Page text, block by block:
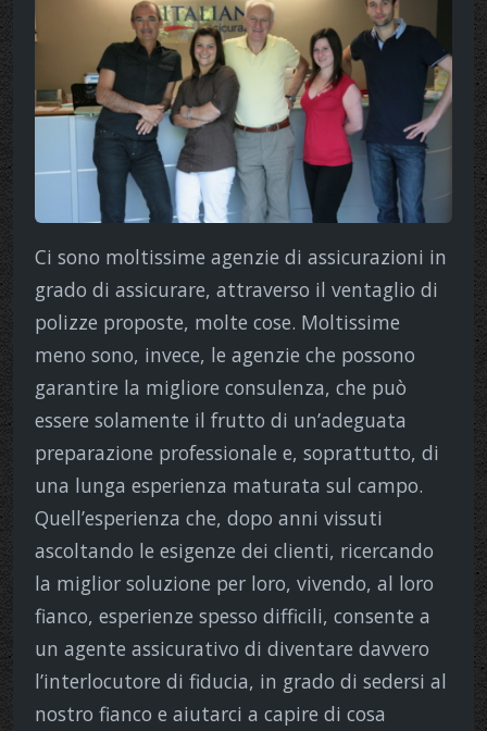
Ci sono moltissime agenzie di assicurazioni in
grado di assicurare, attraverso il ventaglio di
polizze proposte, molte cose. Moltissime
meno sono, invece, le agenzie che possono
garantire la migliore consulenza, che può
essere solamente il frutto di un’adeguata
preparazione professionale e, soprattutto, di
una lunga esperienza maturata sul campo.
Quell’esperienza che, dopo anni vissuti
ascoltando le esigenze dei clienti, ricercando
la miglior soluzione per loro, vivendo, al loro
fianco, esperienze spesso difficili, consente a
un agente assicurativo di diventare davvero
l’interlocutore di fiducia, in grado di sedersi al
nostro fianco e aiutarci a capire di cosa